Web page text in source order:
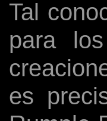
Tal
para
es